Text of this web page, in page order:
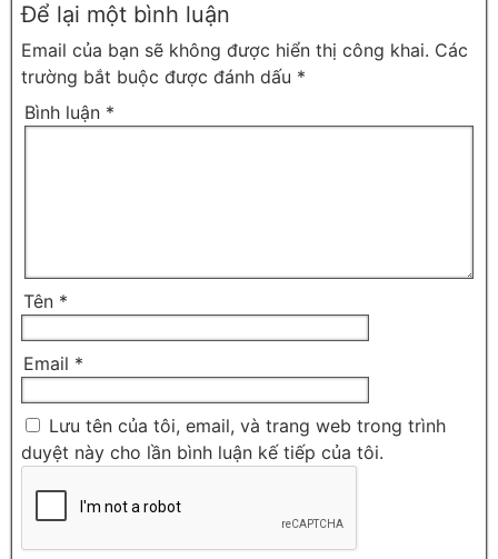
Để lại một bình luận
Email của bạn sẽ không được hiển thị công khai. Các
trường bắt buộc được đánh dấu *
Bình luận *
Tên *
Email *
Lưu tên của tôi, email, và trang web trong trình
duyệt này cho lần bình luận kế tiếp của tôi.